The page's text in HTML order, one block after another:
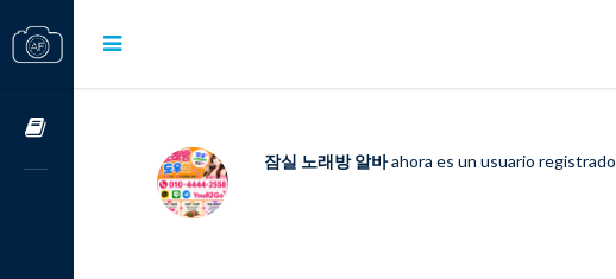
잠실 노래방 알바ahora es un usuario registrado